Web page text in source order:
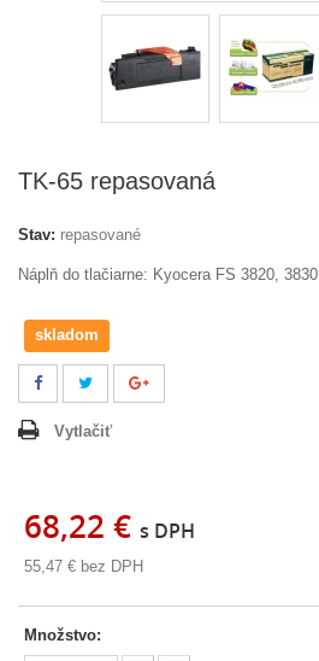
TK-65 repasovaná
Stav: repasované
Náplň do tlačiarne: Kyocera FS 3820, 3830
skladom
Vytlačiť
68,22 € s DPH
55,47 € bez DPH
Množstvo: